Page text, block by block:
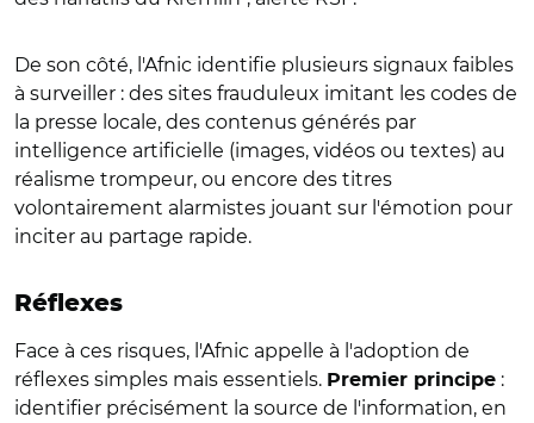
De son côté, l'Afnic identifie plusieurs signaux faibles
à surveiller : des sites frauduleux imitant les codes de
la presse locale, des contenus générés par
intelligence artificielle (images, vidéos ou textes) au
réalisme trompeur, ou encore des titres
volontairement alarmistes jouant sur l'émotion pour
inciter au partage rapide.
Réflexes
Face à ces risques, l'Afnic appelle à l'adoption de
réflexes simples mais essentiels. Premier principe :
identifier précisément la source de l'information, en